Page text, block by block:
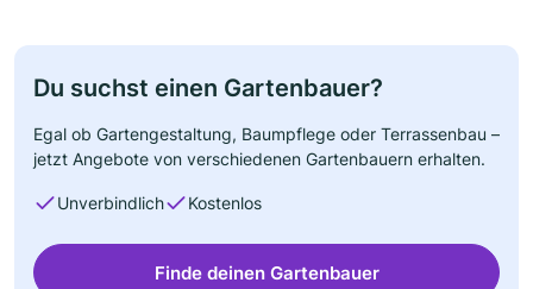
Du suchst einen Gartenbauer?
Egal ob Gartengestaltung, Baumpflege oder Terrassenbau –
jetzt Angebote von verschiedenen Gartenbauern erhalten.
Unverbindlich Kostenlos
Finde deinen Gartenbauer